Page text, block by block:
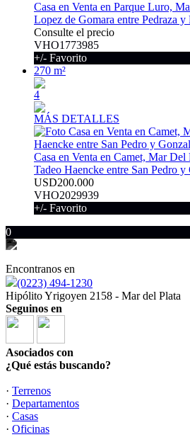
Casa en Venta en Parque Luro,
Lopez de Gomara entre Pedraza y
Consulte el precio
VHO1773985
+/- Favorito
270 m²
4
MÁS DETALLES
Casa en Venta en Camet, Mar Del
Tadeo Haencke entre San Pedro y
USD200.000
VHO2029939
+/- Favorito
0
Encontranos en
(0223) 494-1230
Hipólito Yrigoyen 2158 - Mar del Plata
Seguinos en
Asociados con
¿Qué estás buscando?
· Terrenos
· Departamentos
· Casas
· Oficinas